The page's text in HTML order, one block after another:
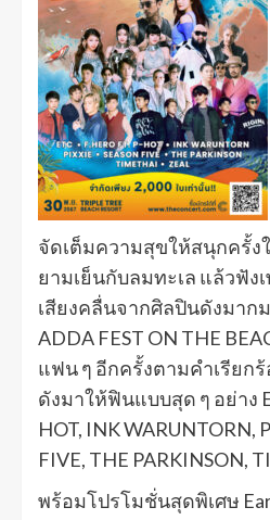
จัดเต็มความสุขให้สนุกครั้
ยามเย็นกับลมทะเล แล้วฟังเ
เสียงคลื่นจากศิลปินดังมาก
ADDA FEST ON THE
แฟน ๆ อีกครั้งตามคำเรียก
ดังมาให้ฟินแบบสุด ๆ อย่าง
HOT, INK WARUNTORN,
FIVE, THE PARKINSON,
พร้อมโปรโมชั่นสุดพิเศษ